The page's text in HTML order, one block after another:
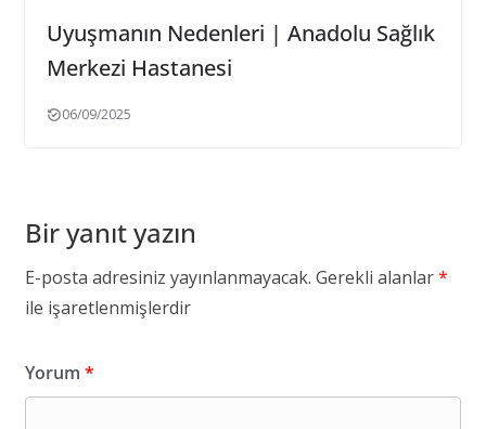
Uyuşmanın Nedenleri | Anadolu Sağlık
Merkezi Hastanesi
06/09/2025
Bir yanıt yazın
E-posta adresiniz yayınlanmayacak. Gerekli alanlar*
ile işaretlenmişlerdir
Yorum *